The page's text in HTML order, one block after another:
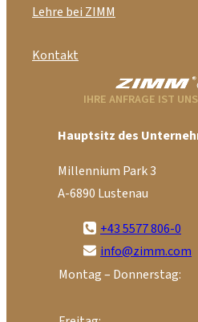
Lehre bei ZIMM
Kontakt
IHRE ANFRAGE IST
Hauptsitz des
Millennium Park 3
A-6890 Lustenau
+43 5577 806-0
info@zimm.com
Montag – Donnerstag: